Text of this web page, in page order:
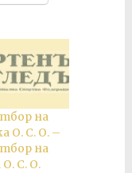
на
О. С. О. –
на
О. С. О.